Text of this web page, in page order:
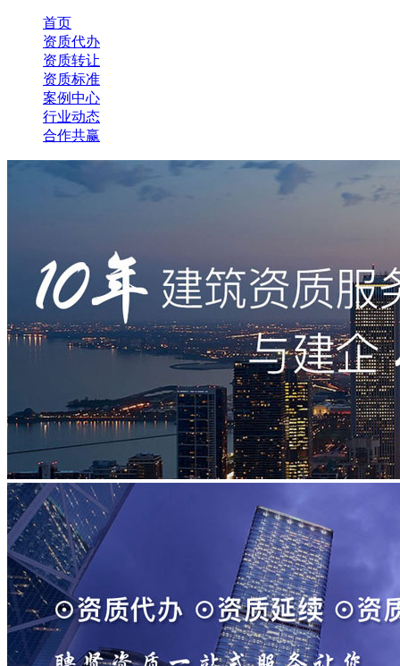
首页
资质代办
资质转让
资质标准
案例中心
行业动态
合作共赢